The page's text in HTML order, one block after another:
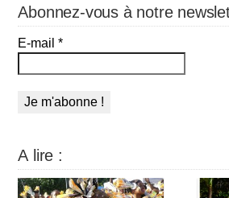
Abonnez-vous à notre
E-mail*
A lire :